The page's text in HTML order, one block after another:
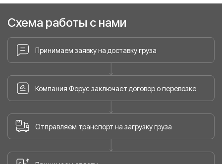
Схема работы с нами
Принимаем заявку на доставку груза
Компания Форус заключает договор о перевозке
Отправляем транспорт на загрузку груза